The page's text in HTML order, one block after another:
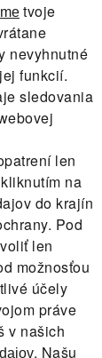
tvoje
nevyhnutné
funkcií.
sledovania
len
na
do krajín
Pod
len
možnosťou
účely
práve
v našich
. Našu